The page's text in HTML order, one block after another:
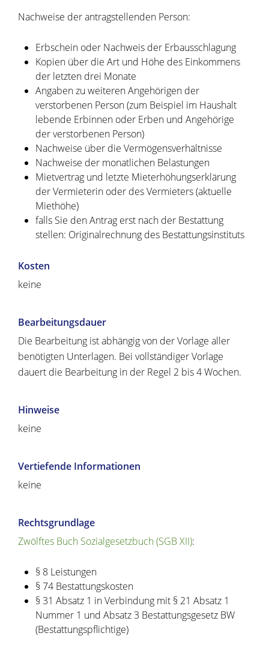
Nachweise der antragstellenden Person:
Erbschein oder Nachweis der Erbausschlagung
Kopien über die Art und Höhe des Einkommens
der letzten drei Monate
Angaben zu weiteren Angehörigen der
verstorbenen Person (zum Beispiel im Haushalt
lebende Erbinnen oder Erben und Angehörige
der verstorbenen Person)
Nachweise über die Vermögensverhältnisse
Nachweise der monatlichen Belastungen
Mietvertrag und letzte Mieterhöhungserklärung
der Vermieterin oder des Vermieters (aktuelle
Miethöhe)
falls Sie den Antrag erst nach der Bestattung
stellen: Originalrechnung des Bestattungsinstituts
Kosten
keine
Bearbeitungsdauer
Die Bearbeitung ist abhängig von der Vorlage aller
benötigten Unterlagen. Bei vollständiger Vorlage
dauert die Bearbeitung in der Regel 2 bis 4 Wochen.
Hinweise
keine
Vertiefende Informationen
keine
Rechtsgrundlage
Zwölftes Buch Sozialgesetzbuch (SGB XII):
§ 8 Leistungen
§ 74 Bestattungskosten
§ 31 Absatz 1 in Verbindung mit § 21 Absatz 1
Nummer 1 und Absatz 3 Bestattungsgesetz BW
(Bestattungspflichtige)